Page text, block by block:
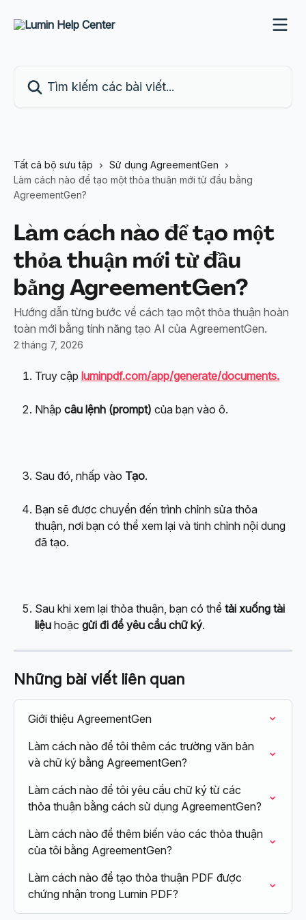
Tất cả bộ sưu tập
Sử dụng AgreementGen
Làm cách nào để tạo một thỏa thuận mới từ đầu bằng
AgreementGen?
Làm cách nào để tạo một
thỏa thuận mới từ đầu
bằng AgreementGen?
Hướng dẫn từng bước về cách tạo một thỏa thuận hoàn
toàn mới bằng tính năng tạo AI của AgreementGen.
2 tháng 7, 2026
Truy cập luminpdf.com/app/generate/documents.
Nhập câu lệnh (prompt) của bạn vào ô.
Sau đó, nhấp vào Tạo.
Bạn sẽ được chuyển đến trình chỉnh sửa thỏa
thuận, nơi bạn có thể xem lại và tinh chỉnh nội dung
đã tạo.
Sau khi xem lại thỏa thuận, bạn có thể tải xuống tài
liệu hoặc gửi đi để yêu cầu chữ ký.
Những bài viết liên quan
Giới thiệu AgreementGen
Làm cách nào để tôi thêm các trường văn bản
và chữ ký bằng AgreementGen?
Làm cách nào để tôi yêu cầu chữ ký từ các
thỏa thuận bằng cách sử dụng AgreementGen?
Làm cách nào để thêm biến vào các thỏa thuận
của tôi bằng AgreementGen?
Làm cách nào để tạo thỏa thuận PDF được
chứng nhận trong Lumin PDF?